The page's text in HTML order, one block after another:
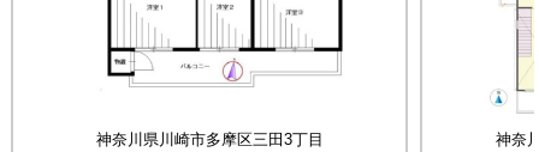
神奈川県川崎市多摩区三田3丁目 神奈